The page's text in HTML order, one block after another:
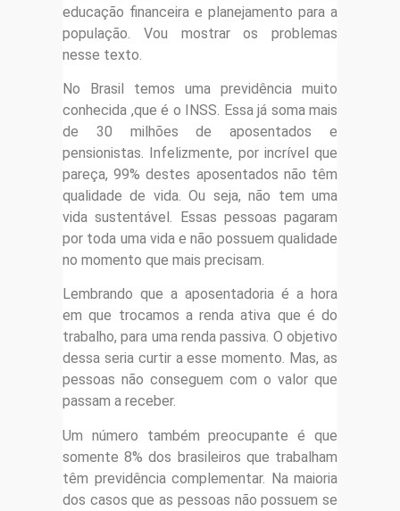
educação financeira e planejamento para a
população. Vou mostrar os problemas
nesse texto.
No Brasil temos uma previdência muito
conhecida ,que é o INSS. Essa já soma mais
de 30 milhões de aposentados e
pensionistas. Infelizmente, por incrível que
pareça, 99% destes aposentados não têm
qualidade de vida. Ou seja, não tem uma
vida sustentável. Essas pessoas pagaram
por toda uma vida e não possuem qualidade
no momento que mais precisam.
Lembrando que a aposentadoria é a hora
em que trocamos a renda ativa que é do
trabalho, para uma renda passiva. O objetivo
dessa seria curtir a esse momento. Mas, as
pessoas não conseguem com o valor que
passam a receber.
Um número também preocupante é que
somente 8% dos brasileiros que trabalham
têm previdência complementar. Na maioria
dos casos que as pessoas não possuem se